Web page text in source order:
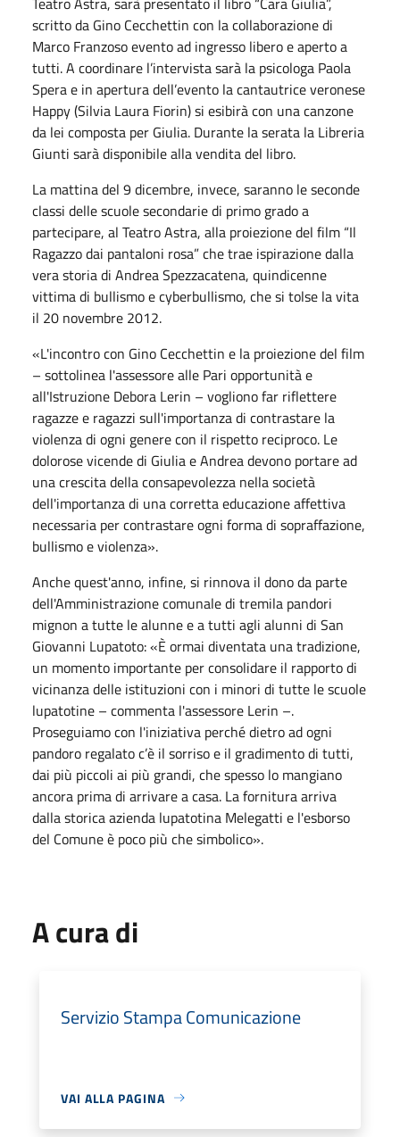
scritto da Gino Cecchettin con la collaborazione di
Marco Franzoso evento ad ingresso libero e aperto a
tutti. A coordinare l’intervista sarà la psicologa Paola
Spera e in apertura dell’evento la cantautrice veronese
Happy (Silvia Laura Fiorin) si esibirà con una canzone
da lei composta per Giulia. Durante la serata la Libreria
Giunti sarà disponibile alla vendita del libro.
La mattina del 9 dicembre, invece, saranno le seconde
classi delle scuole secondarie di primo grado a
partecipare, al Teatro Astra, alla proiezione del film “Il
Ragazzo dai pantaloni rosa” che trae ispirazione dalla
vera storia di Andrea Spezzacatena, quindicenne
vittima di bullismo e cyberbullismo, che si tolse la vita
il 20 novembre 2012.
«L'incontro con Gino Cecchettin e la proiezione del film
– sottolinea l'assessore alle Pari opportunità e
all'Istruzione Debora Lerin – vogliono far riflettere
ragazze e ragazzi sull'importanza di contrastare la
violenza di ogni genere con il rispetto reciproco. Le
dolorose vicende di Giulia e Andrea devono portare ad
una crescita della consapevolezza nella società
dell'importanza di una corretta educazione affettiva
necessaria per contrastare ogni forma di sopraffazione,
bullismo e violenza».
Anche quest'anno, infine, si rinnova il dono da parte
dell'Amministrazione comunale di tremila pandori
mignon a tutte le alunne e a tutti agli alunni di San
Giovanni Lupatoto: «È ormai diventata una tradizione,
un momento importante per consolidare il rapporto di
vicinanza delle istituzioni con i minori di tutte le scuole
lupatotine – commenta l'assessore Lerin –.
Proseguiamo con l'iniziativa perché dietro ad ogni
pandoro regalato c’è il sorriso e il gradimento di tutti,
dai più piccoli ai più grandi, che spesso lo mangiano
ancora prima di arrivare a casa. La fornitura arriva
dalla storica azienda lupatotina Melegatti e l'esborso
del Comune è poco più che simbolico».
A cura di
Servizio Stampa Comunicazione
VAI ALLA PAGINA